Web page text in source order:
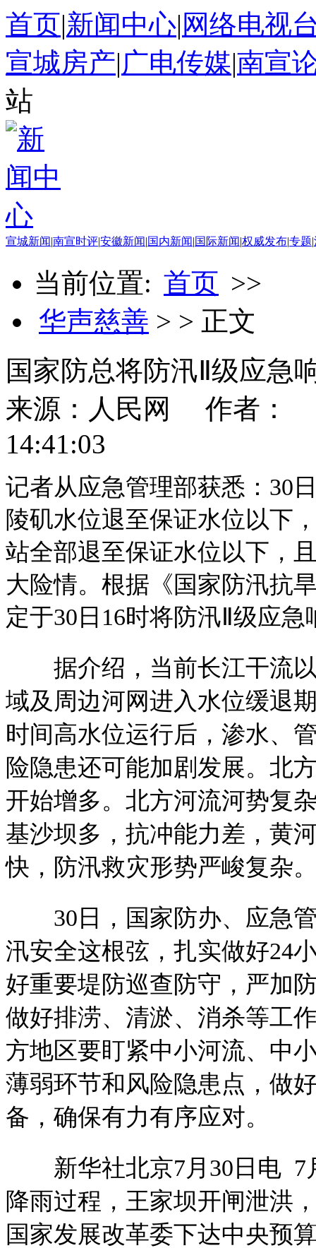
首页|新闻中心| 网络电视
宣城房产|广电传媒|南宣
站
宣城新闻|南宣时评|安徽新闻|国内新闻|国际新闻|权威发布|专题|
当前位置: 首页 >>
华声慈善 > > 正文
国家防总将防汛Ⅱ级应急
来源：人民网
作者：
14:41:03
记者从应急管理部获悉：30
陵矶水位退至保证水位以下
站全部退至保证水位以下，
大险情。根据《国家防汛抗
定于30日16时将防汛Ⅱ级应
据介绍，当前长江干流以
域及周边河网进入水位缓退
时间高水位运行后，渗水、
险隐患还可能加剧发展。北
开始增多。北方河流河势复
基沙坝多，抗冲能力差，黄
快，防汛救灾形势严峻复杂
30日，国家防办、应急管
汛安全这根弦，扎实做好24
好重要堤防巡查防守，严加
做好排涝、清淤、消杀等工
方地区要盯紧中小河流、中
薄弱环节和风险隐患点，做
备，确保有力有序应对。
新华社北京7月30日电 7
降雨过程，王家坝开闸泄洪
国家发展改革委下达中央预